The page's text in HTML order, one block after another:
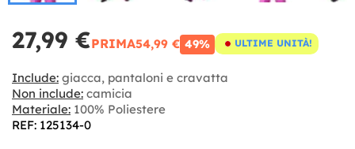
27,99 €PRIMA54,99 € 49% ULTIME UNITÀ!
Include: giacca, pantaloni e cravatta
Non include: camicia
Materiale: 100% Poliestere
REF: 125134-0